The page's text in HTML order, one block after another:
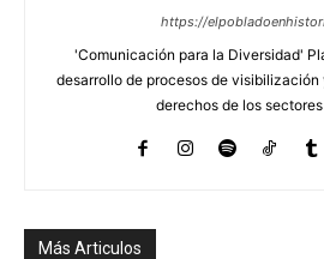
https://
'Comunicación para la Diversidad'
desarrollo de procesos de
derechos de los
Más Articulos